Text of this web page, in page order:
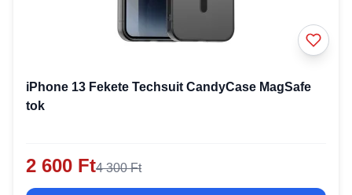
iPhone 13 Fekete Techsuit CandyCase MagSafe
tok
2 600 Ft4 300 Ft